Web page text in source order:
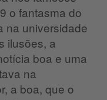
o fantasma do
na universidade
ilusões, a
boa e uma
na
a boa, que o